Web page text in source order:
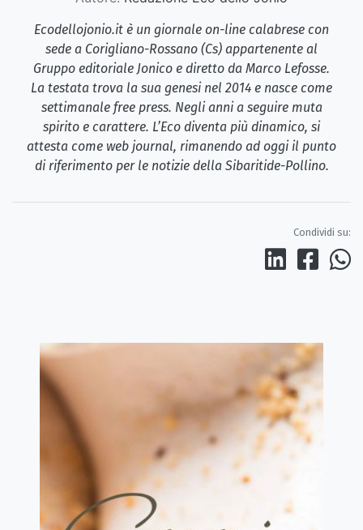
Ecodellojonio.it è un giornale on-line calabrese con
sede a Corigliano-Rossano (Cs) appartenente al
Gruppo editoriale Jonico e diretto da Marco Lefosse.
La testata trova la sua genesi nel 2014 e nasce come
settimanale free press. Negli anni a seguire muta
spirito e carattere. L’Eco diventa più dinamico, si
attesta come web journal, rimanendo ad oggi il punto
di riferimento per le notizie della Sibaritide-Pollino.
Condividi su: